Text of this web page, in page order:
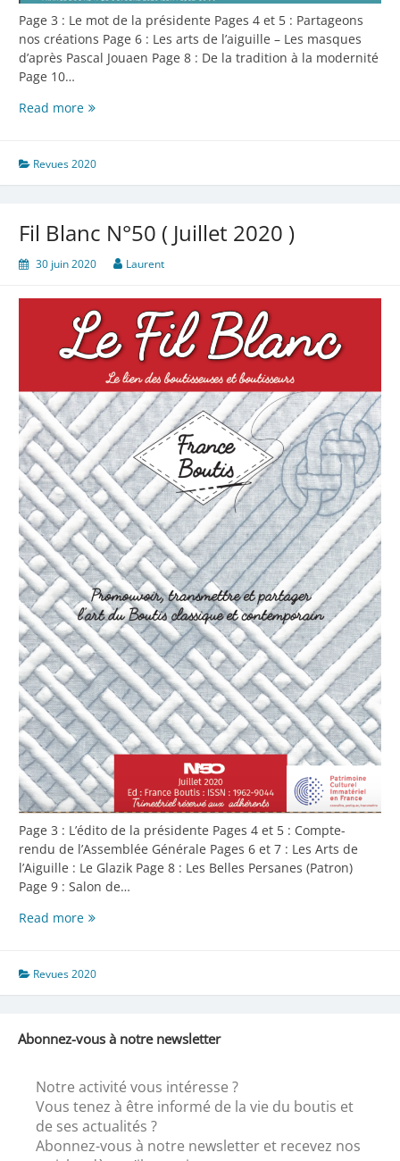
Page 3 : Le mot de la présidente Pages 4 et 5 : Partageons
nos créations Page 6 : Les arts de l’aiguille – Les masques
d’après Pascal Jouaen Page 8 : De la tradition à la modernité
Page 10…
Read moreFil
(Octobre
2020)
Revues 2020
Fil Blanc N°50 ( Juillet 2020 )
30 juin 2020 Laurent
Page 3 : L’édito de la présidente Pages 4 et 5 : Compte-
rendu de l’Assemblée Générale Pages 6 et 7 : Les Arts de
l’Aiguille : Le Glazik Page 8 : Les Belles Persanes (Patron)
Page 9 : Salon de…
Read moreFil
(
Juillet
Revues 2020
Abonnez-vous à notre newsletter
Notre activité vous intéresse ?
Vous tenez à être informé de la vie du boutis et
de ses actualités ?
Abonnez-vous à notre newsletter et recevez nos